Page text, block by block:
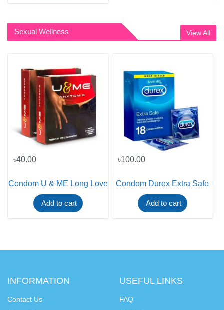
Sexual Wellness View All
৳40.00
Condom U & ME Long Love
Add to cart
৳100.00
Condom Durex Extra Safe
Add to cart
INFORMATION
Contact Us
USEFUL LINKS
FAQ